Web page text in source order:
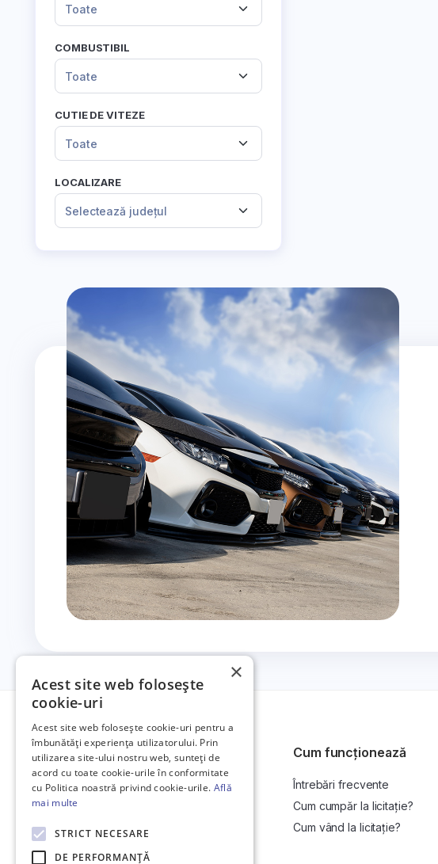
Toate
COMBUSTIBIL
Toate
CUTIE DE VITEZE
Toate
LOCALIZARE
Selectează județul
Platformă de anunțuri auto și licitații
auto online.
Cum funcționează
Întrebări frecvente
Cum cumpăr la licitație?
Cum vând la licitație?
×
Acest site web folosește
cookie-uri
Acest site web folosește cookie-uri pentru a
îmbunătăți experiența utilizatorului. Prin
utilizarea site-ului nostru web, sunteți de
acord cu toate cookie-urile în conformitate
cu Politica noastră privind cookie-urile. Află
mai multe
STRICT NECESARE
DE PERFORMANȚĂ